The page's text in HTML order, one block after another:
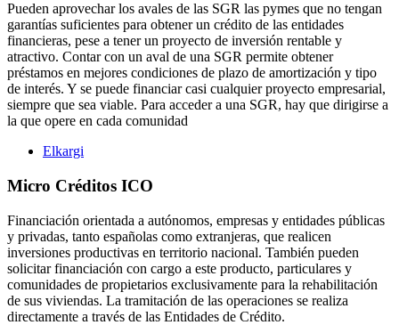
Pueden aprovechar los avales de las SGR las pymes que no tengan
garantías suficientes para obtener un crédito de las entidades
financieras, pese a tener un proyecto de inversión rentable y
atractivo. Contar con un aval de una SGR permite obtener
préstamos en mejores condiciones de plazo de amortización y tipo
de interés. Y se puede financiar casi cualquier proyecto empresarial,
siempre que sea viable. Para acceder a una SGR, hay que dirigirse a
la que opere en cada comunidad
Elkargi
Micro Créditos ICO
Financiación orientada a autónomos, empresas y entidades públicas
y privadas, tanto españolas como extranjeras, que realicen
inversiones productivas en territorio nacional. También pueden
solicitar financiación con cargo a este producto, particulares y
comunidades de propietarios exclusivamente para la rehabilitación
de sus viviendas. La tramitación de las operaciones se realiza
directamente a través de las Entidades de Crédito.